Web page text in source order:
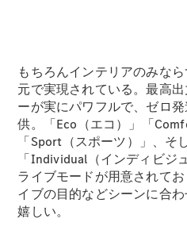
ム
Stationwagon
All
Stationwagon
もちろんインテリアのみな
元で実現されている。最高
ーが実にパワフルで、ゼロ
供。「Eco（エコ）」「
「Sport（スポーツ）」、そ
「Individual（インディビジ
ライブモードが用意されて
イブの目的などシーンに合
嬉しい。